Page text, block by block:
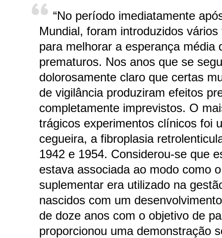
“No período imediatamente
Mundial, foram introduzidos
para melhorar a esperança média
prematuros. Nos anos que se
dolorosamente claro que certas
de vigilância produziram efeitos
completamente imprevistos. O
trágicos experimentos clínicos foi
cegueira, a fibroplasia
1942 e 1954. Considerou-se que
estava associada ao modo como
suplementar era utilizado na
nascidos com um
de doze anos com o objetivo de
proporcionou uma demonstração